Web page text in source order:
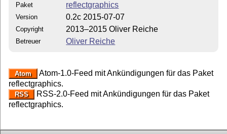
Paket reflectgraphics
Version 0.2c 2015-07-07
Copyright 2013–2015 Oliver Reiche
Betreuer Oliver Reiche
Atom
Atom-1.0-Feed mit Ankündigungen für das Paket
reflectgraphics.
RSS
RSS-2.0-Feed mit Ankündigungen für das Paket
reflectgraphics.